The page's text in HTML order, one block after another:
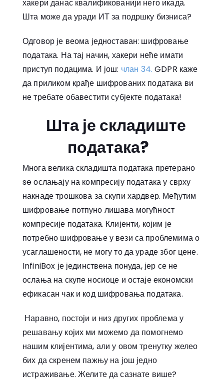
хакери данас квалификованији него икада.
Шта може да уради ИТ за подршку бизниса?
Одговор је веома једноставан: шифровање
података. На тај начин, хакери неће имати
приступ подацима. И још: члан 34. GDPR каже
да приликом крађе шифрованих података ви
не требате обавестити субјекте података!
Шта је складиште
података?
Многа велика складишта података претерано
se ослањају на компресију података у сврху
накнаде трошкова за скупи хардвер. Међутим
шифровање потпуно лишава могућност
компресије података. Клијенти, којим је
потребно шифровање у вези са проблемима о
усаглашености, не могу то да ураде због цене.
InfiniBox је јединствена понуда, јер се не
ослања на скупе носиоце и остаје економски
ефикасан чак и код шифровања података.
Наравно, постоји и низ других проблема у
решавању којих ми можемо да помогнемо
нашим клијентима, али у овом тренутку желео
бих да скренем пажњу на још једно
истраживање. Желите да сазнате више?